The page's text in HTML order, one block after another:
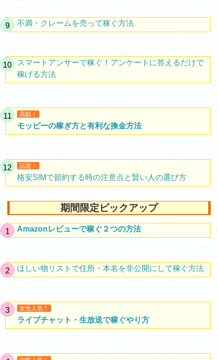
不満・クレームを売って稼ぐ方法
スマートアンサーで稼ぐ！アンケートに答えるだけで
稼げる方法
高額！
モッピーの稼ぎ方と有利な換金方法
話題！
格安SIMで節約する時の注意点と賢い人の選び方
期間限定ピックアップ
Amazonレビューで稼ぐ２つの方法
ほしい物リストで住所・本名を非公開にして稼ぐ方法
女性人気！
ライブチャット・生放送で稼ぐやり方